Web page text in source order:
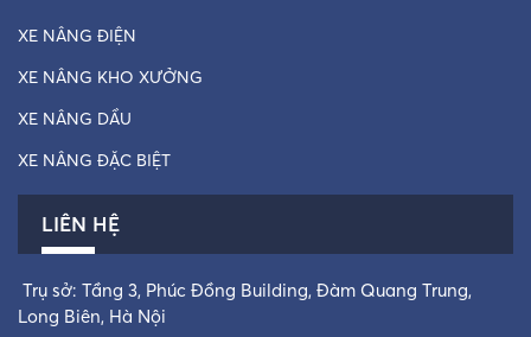
XE NÂNG ĐIỆN
XE NÂNG KHO XƯỞNG
XE NÂNG DẦU
XE NÂNG ĐẶC BIỆT
LIÊN HỆ
Trụ sở: Tầng 3, Phúc Đồng Building, Đàm Quang Trung,
Long Biên, Hà Nội